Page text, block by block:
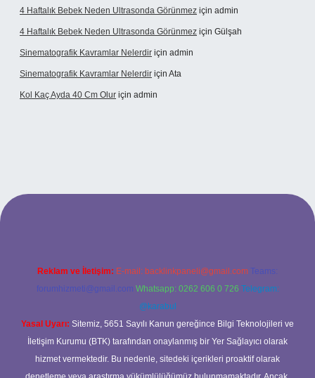
4 Haftalık Bebek Neden Ultrasonda Görünmez için admin
4 Haftalık Bebek Neden Ultrasonda Görünmez için Gülşah
Sinematografik Kavramlar Nelerdir için admin
Sinematografik Kavramlar Nelerdir için Ata
Kol Kaç Ayda 40 Cm Olur için admin
Reklam ve İletişim: E-mail: backlinkpaneli@gmail.com Teams:
forumhizmeti@gmail.com Whatsapp: 0262 606 0 726 Telegram:
@karabul
Yasal Uyarı: Sitemiz, 5651 Sayılı Kanun gereğince Bilgi Teknolojileri ve
İletişim Kurumu (BTK) tarafından onaylanmış bir Yer Sağlayıcı olarak
hizmet vermektedir. Bu nedenle, sitedeki içerikleri proaktif olarak